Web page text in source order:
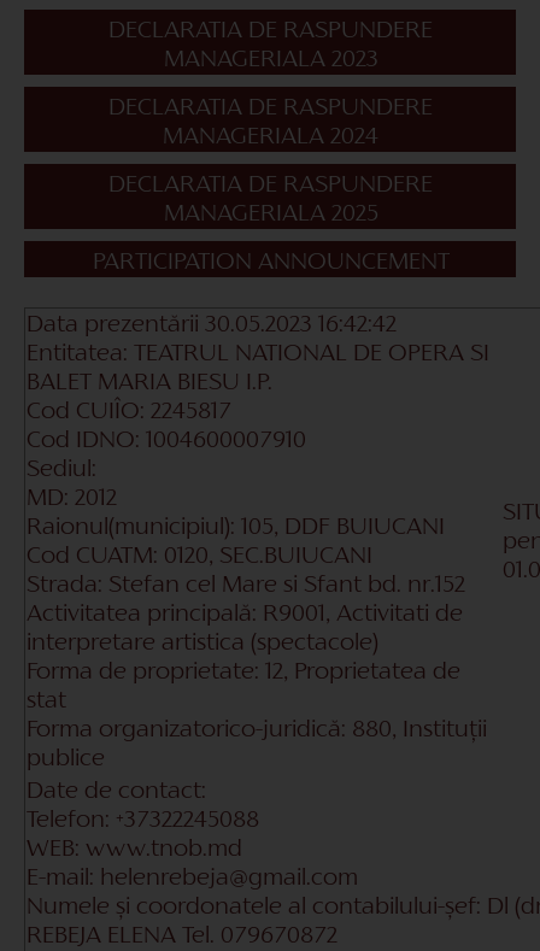
DECLARATIA DE RASPUNDERE
MANAGERIALA 2023
DECLARATIA DE RASPUNDERE
MANAGERIALA 2024
DECLARATIA DE RASPUNDERE
MANAGERIALA 2025
PARTICIPATION ANNOUNCEMENT
Data prezentării 30.05.2023 16:42:42
Entitatea:
TEATRUL NATIONAL DE OPERA SI
BALET MARIA BIESU I.P.
Cod CUIÎO: 2245817
Cod IDNO:
1004600007910
Sediul:
MD: 2012
Raionul(municipiul):
105, DDF BUIUCANI
Cod CUATM: 0120, SEC.BUIUCANI
Strada: Stefan cel Mare si Sfant bd. nr.152
Activitatea principală: R9001, Activitati de
interpretare artistica (spectacole)
Forma de proprietate:
12, Proprietatea de
stat
Forma organizatorico-juridică: 880, Instituţii
publice
Date de contact:
Telefon: +37322245088
WEB: www.tnob.md
E-mail: helenrebeja@g mail.com
Numele și coordonatele al contabilului-șef: Dl
REBEJA ELENA Tel. 079670872